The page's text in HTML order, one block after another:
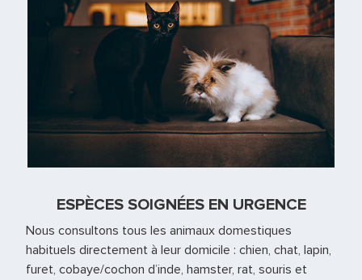
ESPÈCES SOIGNÉES EN URGENCE
Nous consultons tous les animaux domestiques
habituels directement à leur domicile : chien, chat, lapin,
furet, cobaye/cochon d’inde, hamster, rat, souris et